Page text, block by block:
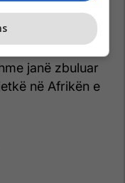
një lutjeje.
ndodhte
siç bën
janë zbuluar
në Afrikën e